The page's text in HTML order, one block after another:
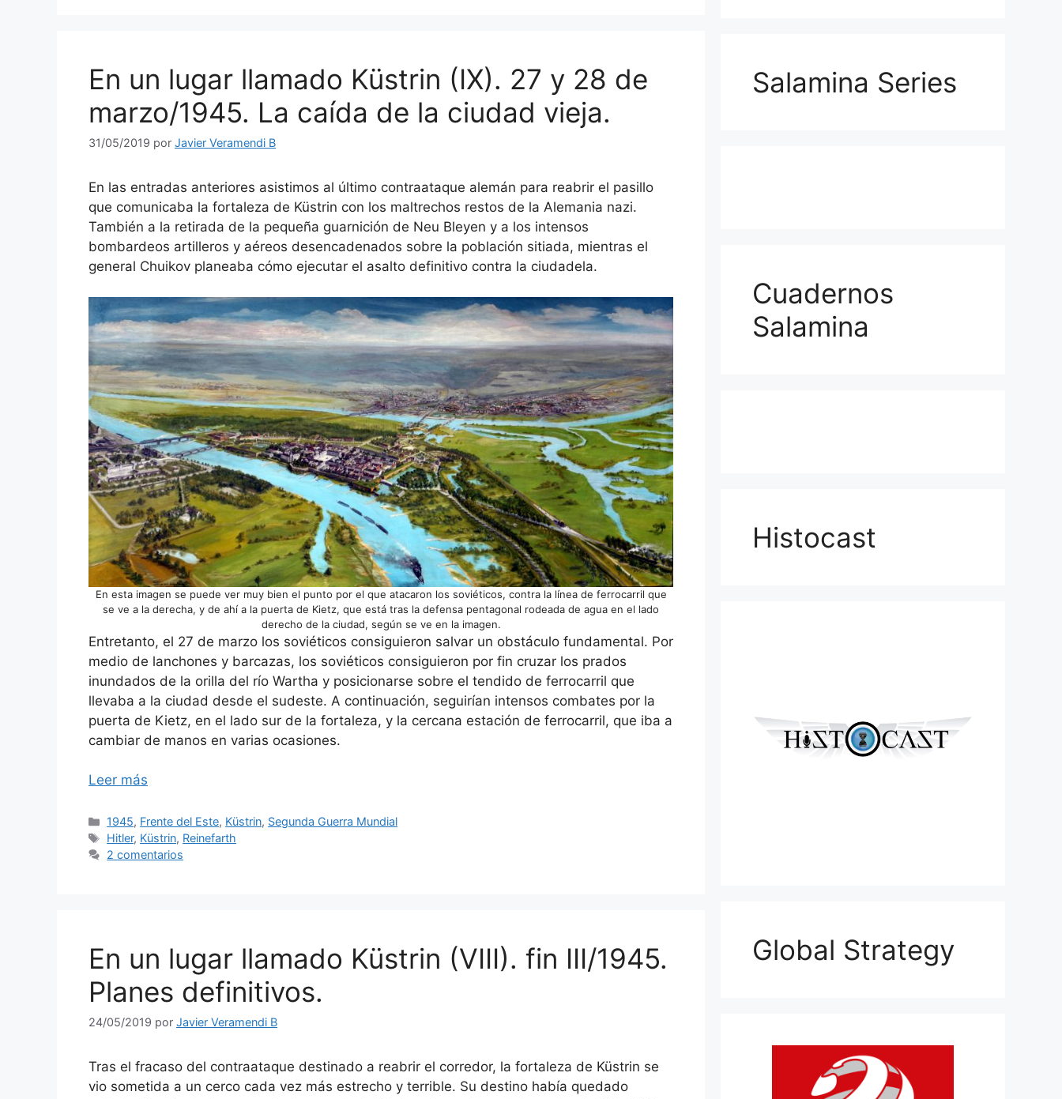
En un lugar llamado Küstrin (IX). 27 y 28 de
marzo/1945. La caída de la ciudad vieja.
31/05/2019 por Javier Veramendi B
En las entradas anteriores asistimos al último contraataque alemán para reabrir el pasillo
que comunicaba la fortaleza de Küstrin con los maltrechos restos de la Alemania nazi.
También a la retirada de la pequeña guarnición de Neu Bleyen y a los intensos
bombardeos artilleros y aéreos desencadenados sobre la población sitiada, mientras el
general Chuikov planeaba cómo ejecutar el asalto definitivo contra la ciudadela.
En esta imagen se puede ver muy bien el punto por el que atacaron los soviéticos, contra la línea de ferrocarril que
se ve a la derecha, y de ahí a la puerta de Kietz, que está tras la defensa pentagonal rodeada de agua en el lado
derecho de la ciudad, según se ve en la imagen.
Entretanto, el 27 de marzo los soviéticos consiguieron salvar un obstáculo fundamental. Por
medio de lanchones y barcazas, los soviéticos consiguieron por fin cruzar los prados
inundados de la orilla del río Wartha y posicionarse sobre el tendido de ferrocarril que
llevaba a la ciudad desde el sudeste. A continuación, seguirían intensos combates por la
puerta de Kietz, en el lado sur de la fortaleza, y la cercana estación de ferrocarril, que iba a
cambiar de manos en varias ocasiones.
Leer más
Categorías
1945, Frente del Este, Küstrin, Segunda Guerra Mundial
Etiquetas
Hitler, Küstrin, Reinefarth
2 comentarios
En un lugar llamado Küstrin (VIII). fin III/1945.
Planes definitivos.
24/05/2019 por Javier Veramendi B
Tras el fracaso del contraataque destinado a reabrir el corredor, la fortaleza de Küstrin se
vio sometida a un cerco cada vez más estrecho y terrible. Su destino había quedado
Salamina Series
Cuadernos
Salamina
Histocast
Global Strategy